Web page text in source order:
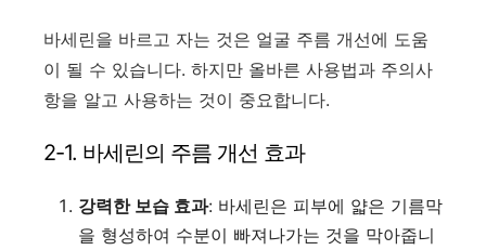
바세린을 바르고 자는 것은 얼굴 주름 개선에 도움
이 될 수 있습니다. 하지만 올바른 사용법과 주의사
항을 알고 사용하는 것이 중요합니다.
2-1. 바세린의 주름 개선 효과
강력한 보습 효과: 바세린은 피부에 얇은 기름막
을 형성하여 수분이 빠져나가는 것을 막아줍니